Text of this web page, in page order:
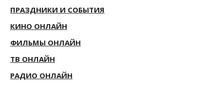
ПРАЗДНИКИ И СОБЫТИЯ
КИНО ОНЛАЙН
ФИЛЬМЫ ОНЛАЙН
ТВ ОНЛАЙН
РАДИО ОНЛАЙН